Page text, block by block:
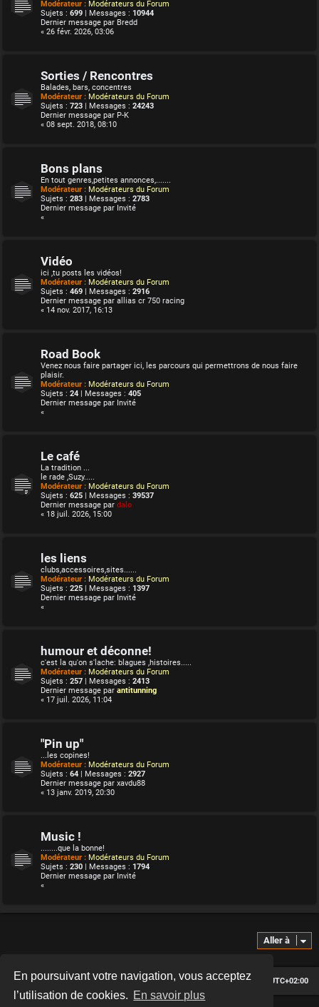
En poursuivant votre navigation, vous acceptez
l’utilisation de cookies. En savoir plus
Modérateur : Modérateurs du Forum
Sujets : 699 | Messages : 10944
Dernier message par Bredd
« 26 févr. 2026, 03:06
Sorties / Rencontres
Balades, bars, concentres
Modérateur : Modérateurs du Forum
Sujets : 723 | Messages : 24243
Dernier message par P-K
« 08 sept. 2018, 08:10
Bons plans
En tout genres,petites annonces,.......
Modérateur : Modérateurs du Forum
Sujets : 283 | Messages : 2783
Dernier message par Invité
«
Vidéo
ici ,tu posts les vidéos!
Modérateur : Modérateurs du Forum
Sujets : 469 | Messages : 2916
Dernier message par allias cr 750 racing
« 14 nov. 2017, 16:13
Road Book
Venez nous faire partager ici, les parcours qui permettrons de nous faire
plaisir.
Modérateur : Modérateurs du Forum
Sujets : 24 | Messages : 405
Dernier message par Invité
«
Le café
La tradition ...
le rade ,Suzy.....
Modérateur : Modérateurs du Forum
Sujets : 625 | Messages : 39537
Dernier message par dalo
« 18 juil. 2026, 15:00
les liens
clubs,accessoires,sites......
Modérateur : Modérateurs du Forum
Sujets : 225 | Messages : 1397
Dernier message par Invité
«
humour et déconne!
c'est la qu'on s'lache: blagues ,histoires.....
Modérateur : Modérateurs du Forum
Sujets : 257 | Messages : 2413
Dernier message par antitunning
« 17 juil. 2026, 11:04
"Pin up"
...les copines!
Modérateur : Modérateurs du Forum
Sujets : 64 | Messages : 2927
Dernier message par xavdu88
« 13 janv. 2019, 20:30
Music !
........que la bonne!
Modérateur : Modérateurs du Forum
Sujets : 230 | Messages : 1794
Dernier message par Invité
«
Aller à
Le forum des passionnés de Café Racer Heures au format UTC+02:00